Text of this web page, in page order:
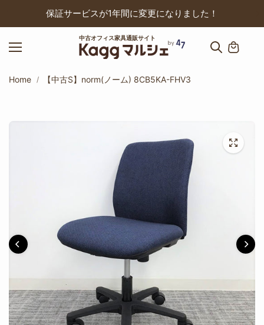
保証サービスが1年間に変更になりました！
中古オフィス家具通販サイト
Home 【中古S】norm(ノーム) 8CB5KA-FHV3